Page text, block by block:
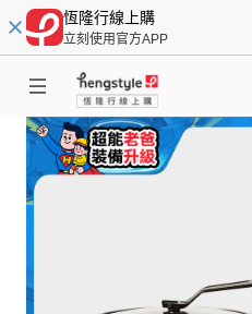
恆隆行線上購
立刻使用官方APP